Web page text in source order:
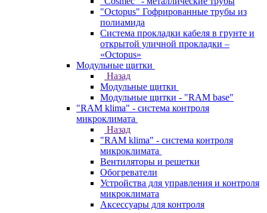
"Octopus" Гофрированные трубы из
полиамида
Система прокладки кабеля в грунте и
открытой уличной прокладки –
«Octopus»
Модульные щитки
Назад
Модульные щитки
Модульные щитки - "RAM base"
"RAM klima" - система контроля
микроклимата
Назад
"RAM klima" - система контроля
микроклимата
Вентиляторы и решетки
Обогреватели
Устройства для управления и контроля
микроклимата
Аксессуары для контроля